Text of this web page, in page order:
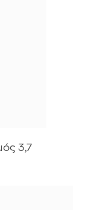
3,7